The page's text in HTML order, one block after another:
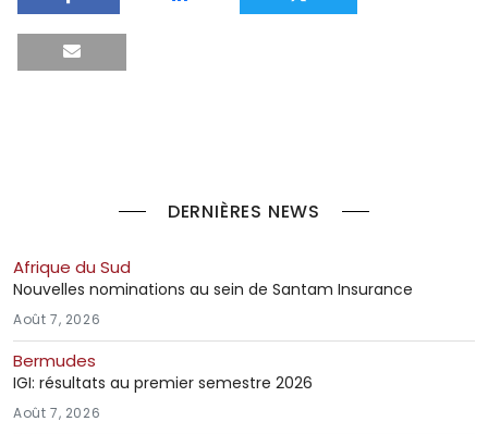
DERNIÈRES NEWS
Afrique du Sud
Nouvelles nominations au sein de Santam Insurance
Août 7, 2026
Bermudes
IGI: résultats au premier semestre 2026
Août 7, 2026